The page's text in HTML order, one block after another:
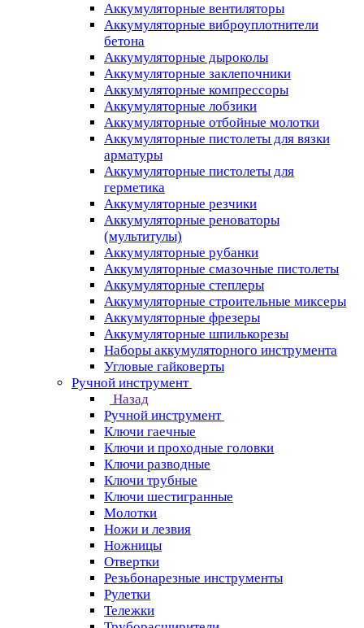
Аккумуляторные вентиляторы
Аккумуляторные виброуплотнители
бетона
Аккумуляторные дыроколы
Аккумуляторные заклепочники
Аккумуляторные компрессоры
Аккумуляторные лобзики
Аккумуляторные отбойные молотки
Аккумуляторные пистолеты для вязки
арматуры
Аккумуляторные пистолеты для
герметика
Аккумуляторные резчики
Аккумуляторные реноваторы
(мультитулы)
Аккумуляторные рубанки
Аккумуляторные смазочные пистолеты
Аккумуляторные степлеры
Аккумуляторные строительные миксеры
Аккумуляторные фрезеры
Аккумуляторные шпилькорезы
Наборы аккумуляторного инструмента
Угловые гайковерты
Ручной инструмент
Назад
Ручной инструмент
Ключи гаечные
Ключи и проходные головки
Ключи разводные
Ключи трубные
Ключи шестигранные
Молотки
Ножи и лезвия
Ножницы
Отвертки
Резьбонарезные инструменты
Рулетки
Тележки